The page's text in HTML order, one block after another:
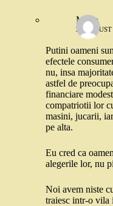
Mona
26
Putini oameni
efectele
nu, insa
astfel de
financiare
compatriotii lor
masini, jucarii,
pe alta.
Eu cred ca
alegerile lor, nu
Noi avem niste
traiesc intr-o vila